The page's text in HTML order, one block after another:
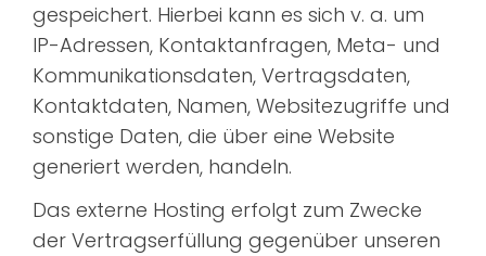
gespeichert. Hierbei kann es sich v. a. um
IP-Adressen, Kontaktanfragen, Meta- und
Kommunikationsdaten, Vertragsdaten,
Kontaktdaten, Namen, Websitezugriffe und
sonstige Daten, die über eine Website
generiert werden, handeln.
Das externe Hosting erfolgt zum Zwecke
der Vertragserfüllung gegenüber unseren